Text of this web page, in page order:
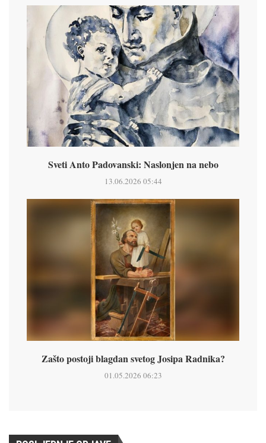
Sveti Anto Padovanski: Naslonjen na nebo
13.06.2026 05:44
Zašto postoji blagdan svetog Josipa Radnika?
01.05.2026 06:23